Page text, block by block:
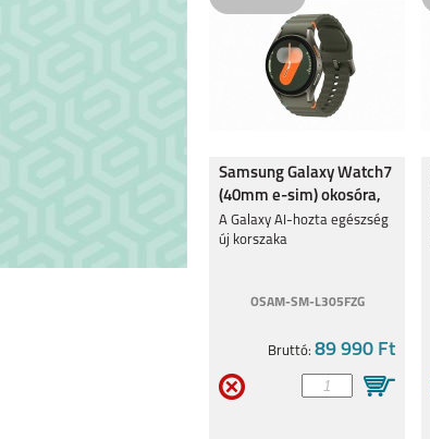
Samsung Galaxy Watch7
(40mm e-sim) okosóra,
Zöld
A Galaxy AI-hozta egészség
új korszaka
OSAM-SM-L305FZG
Bruttó: 89 990 Ft